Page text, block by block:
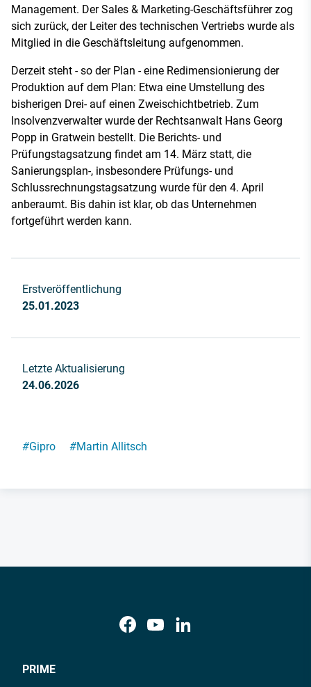
Management. Der Sales & Marketing-Geschäftsführer zog
sich zurück, der Leiter des technischen Vertriebs wurde als
Mitglied in die Geschäftsleitung aufgenommen.
Derzeit steht - so der Plan - eine Redimensionierung der
Produktion auf dem Plan: Etwa eine Umstellung des
bisherigen Drei- auf einen Zweischichtbetrieb. Zum
Insolvenzverwalter wurde der Rechtsanwalt Hans Georg
Popp in Gratwein bestellt. Die Berichts- und
Prüfungstagsatzung findet am 14. März statt, die
Sanierungsplan-, insbesondere Prüfungs- und
Schlussrechnungstagsatzung wurde für den 4. April
anberaumt. Bis dahin ist klar, ob das Unternehmen
fortgeführt werden kann.
Erstveröffentlichung
25.01.2023
Letzte Aktualisierung
24.06.2026
#Gipro #Martin Allitsch
PRIME